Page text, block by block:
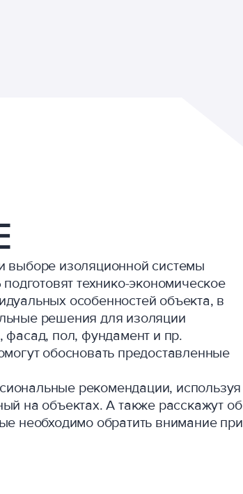
выборе изоляционной системы
технико-экономическое
особенностей объекта, в
решения для изоляции
фасад, пол, фундамент и пр.
обосновать предоставленные
рекомендации, используя
на объектах. А также расскажут об
необходимо обратить внимание при